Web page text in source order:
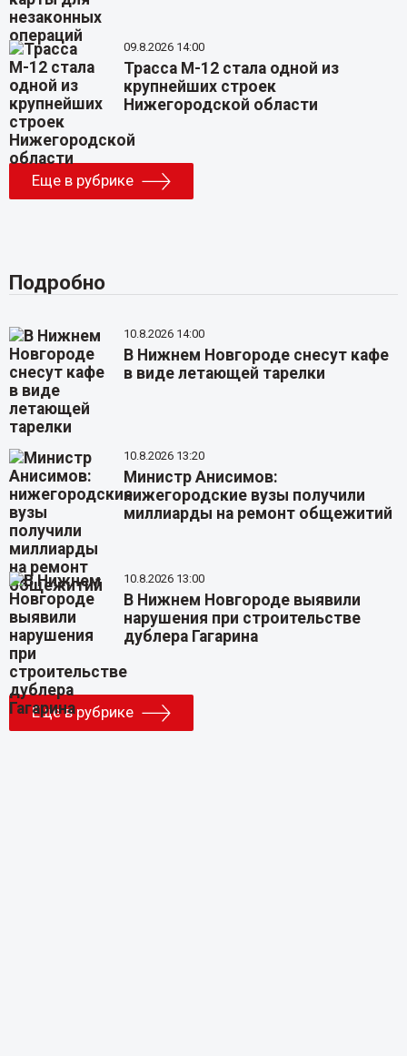
09.8.2026 14:00
Трасса М-12 стала одной из
крупнейших строек
Нижегородской области
Еще в рубрике
Подробно
10.8.2026 14:00
В Нижнем Новгороде снесут кафе
в виде летающей тарелки
10.8.2026 13:20
Министр Анисимов:
нижегородские вузы получили
миллиарды на ремонт общежитий
10.8.2026 13:00
В Нижнем Новгороде выявили
нарушения при строительстве
дублера Гагарина
Еще в рубрике